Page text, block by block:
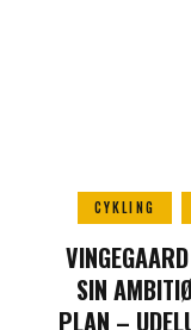
CYKLING
SIN
PLAN –